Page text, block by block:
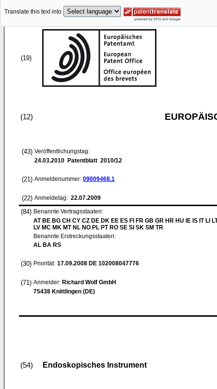
Translate this text into
(19)
(12)
(43) Veröffentlichungstag:
24.03.2010 Patentblatt 2010/12
(21) Anmeldenummer: 09009468.1
(22) Anmeldetag: 22.07.2009
(84) Benannte Vertragsstaaten:
AT BE BG CH CY CZ DE DK EE ES FI FR GB GR HR HU IE IS IT LI
LV MC MK MT NL NO PL PT RO SE SI SK SM TR
Benannte Erstreckungsstaaten:
AL BA RS
(30) Priorität: 17.09.2008 DE 102008047776
(71) Anmelder: Richard Wolf GmbH
75438 Knittlingen (DE)
(54) Endoskopisches Instrument